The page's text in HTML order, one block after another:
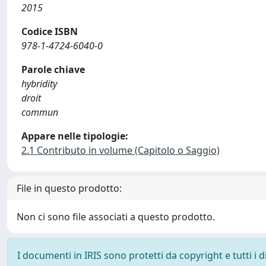
2015
Codice ISBN
978-1-4724-6040-0
Parole chiave
hybridity
droit
commun
Appare nelle tipologie:
2.1 Contributo in volume (Capitolo o Saggio)
File in questo prodotto:
Non ci sono file associati a questo prodotto.
I documenti in IRIS sono protetti da copyright e tutti i